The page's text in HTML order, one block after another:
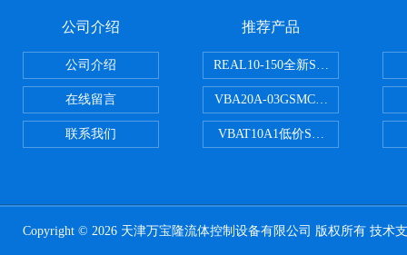
公司介绍
公司介绍
在线留言
联系我们
推荐产品
REAL10-150全新SMC正弦无杆缸
VBA20A-03GSMC增压阀VBA-
VBAT10A1低价SMC储气罐VBAT
Copyright © 2026 天津万宝隆流体控制设备有限公司 版权所有 技术